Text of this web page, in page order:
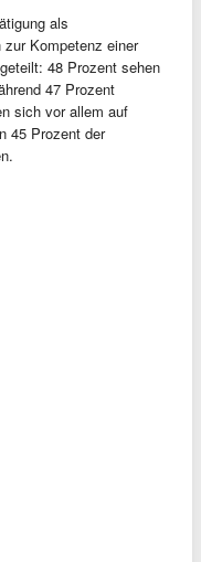
als
Kompetenz einer
48 Prozent sehen
47 Prozent
sich vor allem auf
45 Prozent der